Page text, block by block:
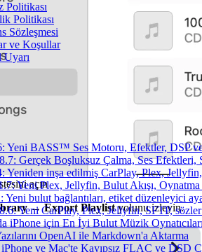
Politikası
Politikası
Sözleşmesi
ve Koşullar
Uyarı
Yeni BASS™ Ses Motoru, Efektler, DSP
Gerçek Boşluksuz Çalma, Ses
Yeniden inşa edilmiş CarPlay, Plex,
Yeni Plex, Jellyfin, Bulut Akışı,
Yeni bulut bağlantıları, etiket düzenleyici
Yeni CarPlay, Plex, Jellyfin, SFTP,
iPhone için En İyi Bulut Müzik
OpenAI ile Markdown'a Aktarma
ve Mac'te Kayıpsız FLAC ve DSD
açın
→ Export Playlistyolunu izleyin.